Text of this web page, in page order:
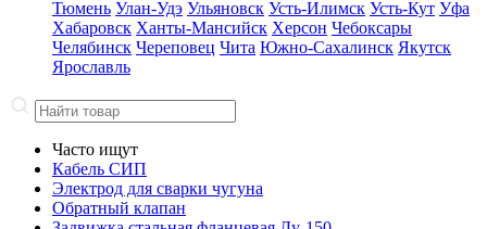
Тюмень Улан-Удэ Ульяновск Усть-Илимск Усть-Кут Уфа
Хабаровск Ханты-Мансийск Херсон Чебоксары
Челябинск Череповец Чита Южно-Сахалинск Якутск
Ярославль
Часто ищут
Кабель СИП
Электрод для сварки чугуна
Обратный клапан